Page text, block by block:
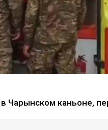
Чарынском каньоне,